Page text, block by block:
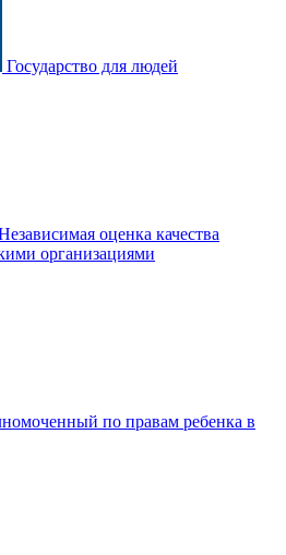
Государство для людей
оценка качества
организациями
по правам ребенка в